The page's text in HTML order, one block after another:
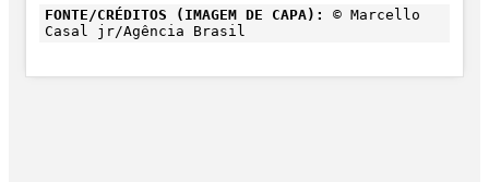
FONTE/CRÉDITOS (IMAGEM DE CAPA):
© Marcello
Casal jr/Agência Brasil